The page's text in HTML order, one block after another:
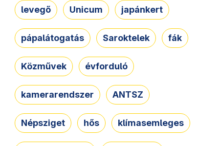
levegő Unicum japánkert
pápalátogatás Saroktelek fák
Közművek évforduló
kamerarendszer ANTSZ
Népsziget hős klímasemleges